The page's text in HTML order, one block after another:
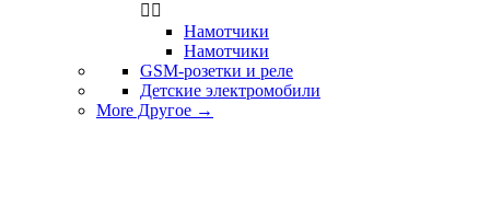
 
Намотчики
Намотчики
GSM-розетки и реле
Детские электромобили
More Другое →